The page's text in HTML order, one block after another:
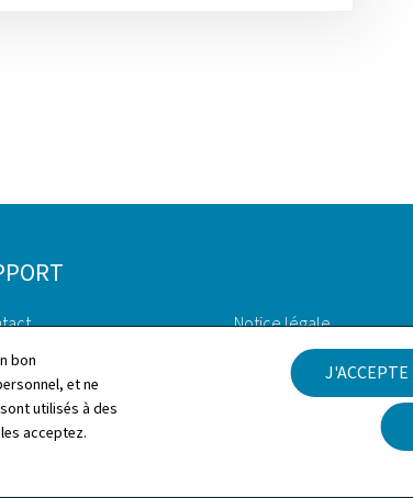
bon
et ne
utilisés à des
acceptez.
J'ACCEPTE
du site
du site
Notice légale
Déclaration d'accessibilité